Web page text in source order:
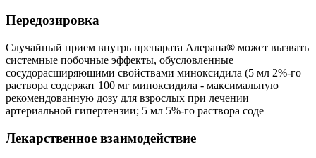
Передозировка
Случайный прием внутрь препарата Алерана® может вызвать
системные побочные эффекты, обусловленные
сосудорасширяющими свойствами миноксидила (5 мл 2%-го
раствора содержат 100 мг миноксидила - максимальную
рекомендованную дозу для взрослых при лечении
артериальной гипертензии; 5 мл 5%-го раствора соде
Лекарственное взаимодействие